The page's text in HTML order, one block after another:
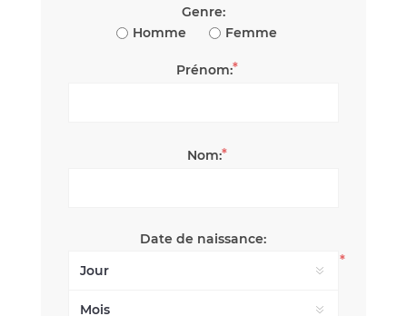
Genre:
Homme
Femme
Prénom:*
Nom:*
Date de naissance:
*